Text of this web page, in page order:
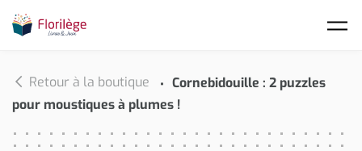
Retour à la boutique
Cornebidouille : 2 puzzles
pour moustiques à plumes !